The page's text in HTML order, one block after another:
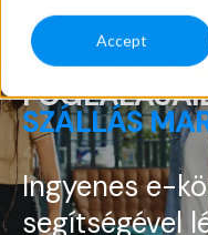
Accept
NÖVELD
SZÁLLÁS
Ingyenes e-
segítségével